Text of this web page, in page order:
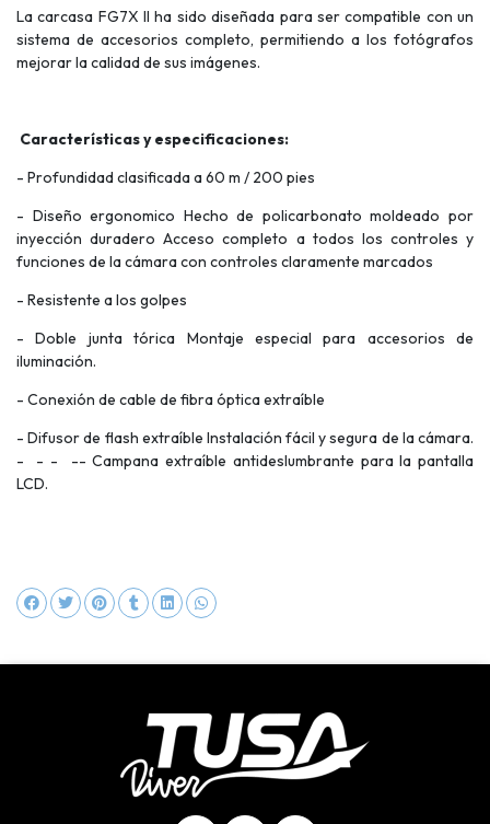
La carcasa FG7X II ha sido diseñada para ser compatible con un
sistema de accesorios completo, permitiendo a los fotógrafos
mejorar la calidad de sus imágenes.
Características y especificaciones:
- Profundidad clasificada a 60 m / 200 pies
- Diseño ergonomico Hecho de policarbonato moldeado por
inyección duradero Acceso completo a todos los controles y
funciones de la cámara con controles claramente marcados
- Resistente a los golpes
- Doble junta tórica Montaje especial para accesorios de
iluminación.
- Conexión de cable de fibra óptica extraíble
- Difusor de flash extraíble Instalación fácil y segura de la cámara.
- - - -- Campana extraíble antideslumbrante para la pantalla
LCD.